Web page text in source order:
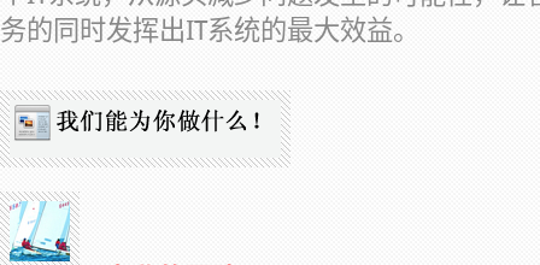
务的同时发挥出IT系统的最大效益。